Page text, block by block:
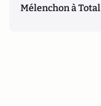
Mélenchon à Total